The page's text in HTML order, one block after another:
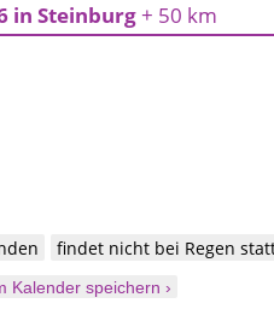
in Steinburg+ 50 km
findet nicht bei Regen
Kalender speichern ›